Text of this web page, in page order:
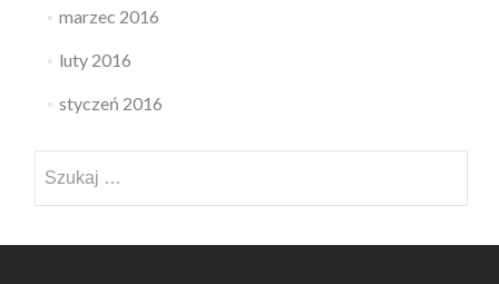
marzec 2016
luty 2016
styczeń 2016